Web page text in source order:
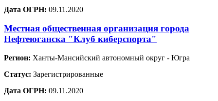
Дата ОГРН: 09.11.2020
Местная общественная организация города
Нефтеюганска "Клуб киберспорта"
Регион: Ханты-Мансийский автономный округ - Югра
Статус: Зарегистрированные
Дата ОГРН: 09.11.2020